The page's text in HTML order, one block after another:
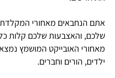
אתם הנחבאים מאחורי המקלדת,
שלכם, והאצבעות שלכם קלות
מאחורי האובייקט המושמץ
ילדים, הורים וחברים.